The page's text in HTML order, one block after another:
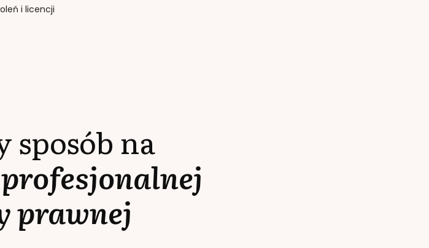
i licencji
sposób na
profesjonalnej
prawnej